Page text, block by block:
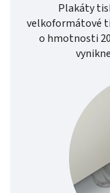
Plakáty
velkoformátové
o hmotnosti